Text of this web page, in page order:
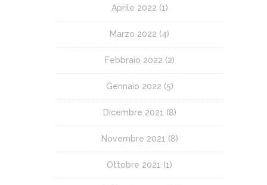
Aprile 2022 (1)
Marzo 2022 (4)
Febbraio 2022 (2)
Gennaio 2022 (5)
Dicembre 2021 (8)
Novembre 2021 (8)
Ottobre 2021 (1)